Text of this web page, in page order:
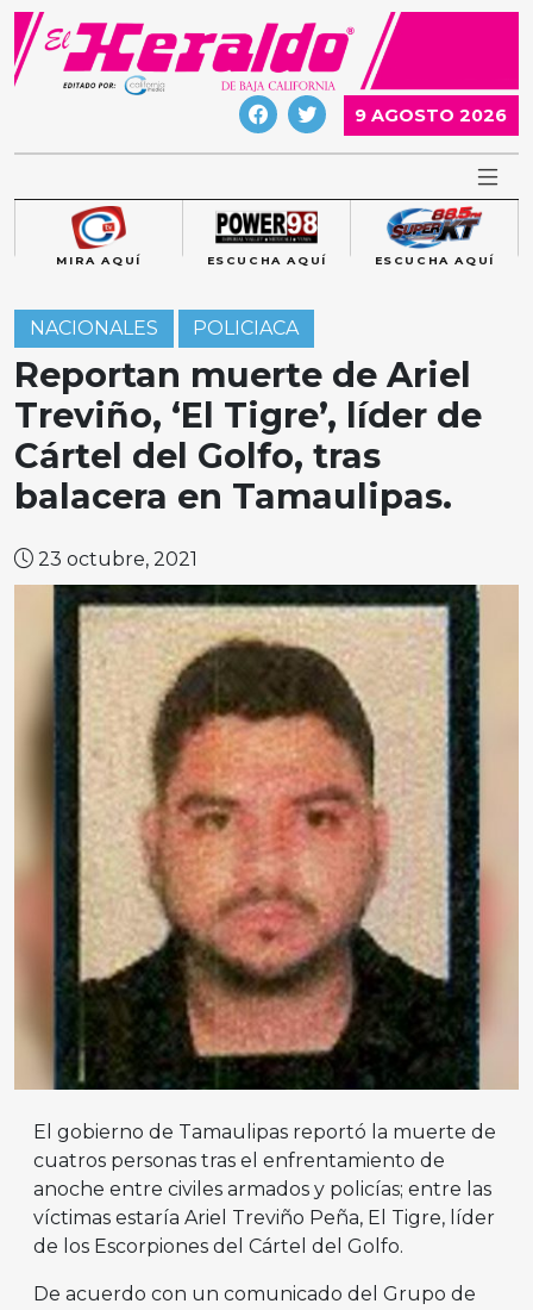
Skip
content
9 AGOSTO 2026
MIRA AQUÍ ESCUCHA AQUÍ ESCUCHA AQUÍ
NACIONALES POLICIACA
Reportan muerte de Ariel
Treviño, ‘El Tigre’, líder de
Cártel del Golfo, tras
balacera en Tamaulipas.
23 octubre, 2021
El gobierno de Tamaulipas reportó la muerte de
cuatros personas tras el enfrentamiento de
anoche entre civiles armados y policías; entre las
víctimas estaría Ariel Treviño Peña, El Tigre, líder
de los Escorpiones del Cártel del Golfo.
De acuerdo con un comunicado del Grupo de